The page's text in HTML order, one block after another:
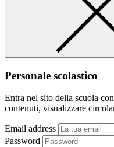
Personale scolastico
Entra nel sito della scuola
contenuti, visualizzare
Email address
Password